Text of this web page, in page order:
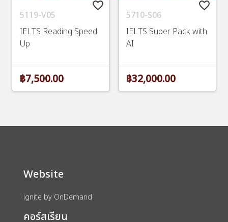
favorite_border
5119-V05
IELTS Reading Speed
Up
฿7,500.00
favorite_border
5710-S06
IELTS Super Pack with
AI
฿32,000.00
Website
ignite by OnDemand
คอร์สเรียน